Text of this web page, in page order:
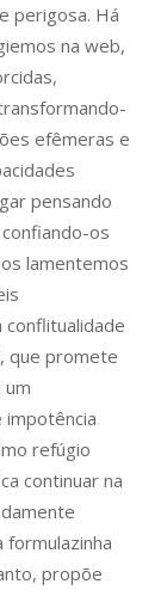
perigosa. Há
na web,
efêmeras e
pensando
os
lamentemos
que promete
um
impotência
refúgio
continuar na
propõe